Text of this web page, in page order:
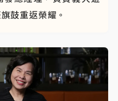
鼓重返榮耀。